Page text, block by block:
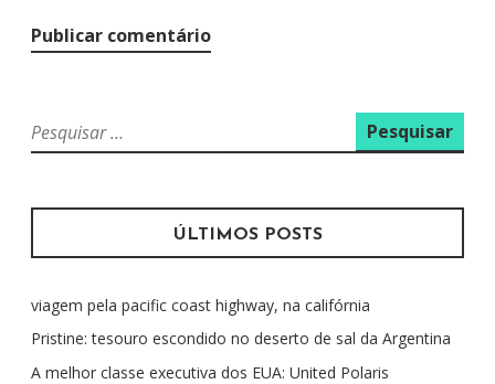
P
e
q
i
a
r
p
ÚLTIMOS POSTS
viagem pela pacific coast highway, na califórnia
Pristine: tesouro escondido no deserto de sal da Argentina
A melhor classe executiva dos EUA: United Polaris